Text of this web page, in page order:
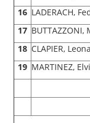
16 LADERACH,
17
18 CLAPIER,
19 MARTINEZ,